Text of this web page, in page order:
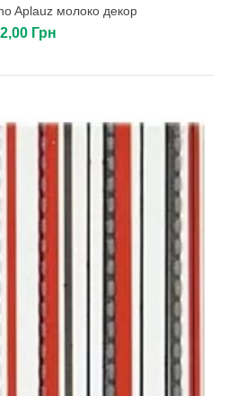
Aplauz молоко декор
Грн